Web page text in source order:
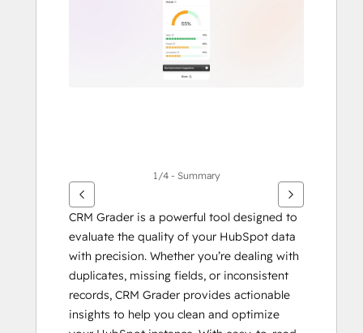
1/4 - Summary
CRM Grader is a powerful tool designed to
evaluate the quality of your HubSpot data
with precision. Whether you’re dealing with
duplicates, missing fields, or inconsistent
records, CRM Grader provides actionable
insights to help you clean and optimize